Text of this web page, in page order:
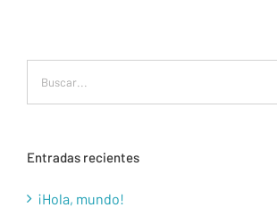
Entradas recientes
¡Hola, mundo!